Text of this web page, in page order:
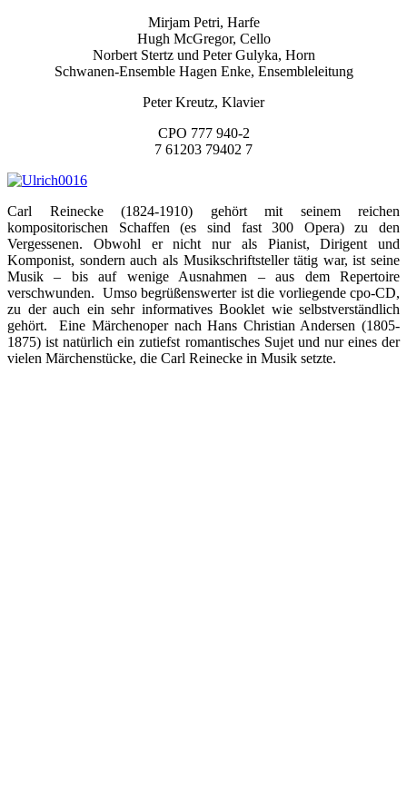
Mirjam Petri, Harfe
Hugh McGregor, Cello
Norbert Stertz und Peter Gulyka, Horn
Schwanen-Ensemble Hagen Enke, Ensembleleitung
Peter Kreutz, Klavier
CPO 777 940-2
7 61203 79402 7
Carl Reinecke (1824-1910) gehört mit seinem reichen
kompositorischen Schaffen (es sind fast 300 Opera) zu den
Vergessenen. Obwohl er nicht nur als Pianist, Dirigent und
Komponist, sondern auch als Musikschriftsteller tätig war, ist seine
Musik – bis auf wenige Ausnahmen – aus dem Repertoire
verschwunden. Umso begrüßenswerter ist die vorliegende cpo-CD,
zu der auch ein sehr informatives Booklet wie selbstverständlich
gehört. Eine Märchenoper nach Hans Christian Andersen (1805-
1875) ist natürlich ein zutiefst romantisches Sujet und nur eines der
vielen Märchenstücke, die Carl Reinecke in Musik setzte.